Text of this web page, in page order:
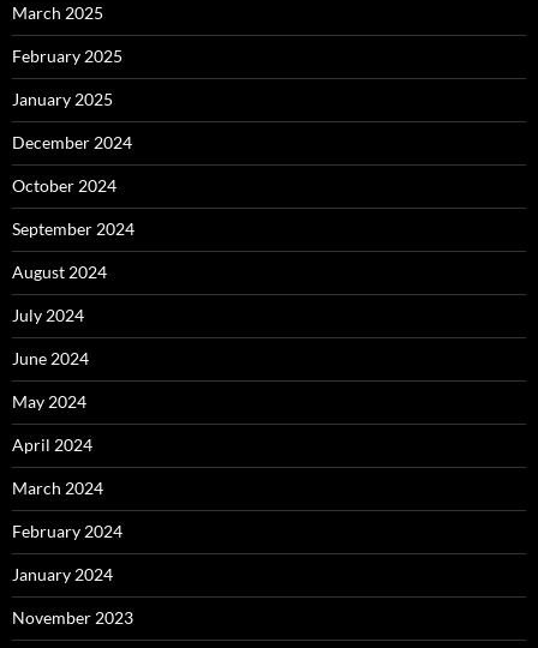
March 2025
February 2025
January 2025
December 2024
October 2024
September 2024
August 2024
July 2024
June 2024
May 2024
April 2024
March 2024
February 2024
January 2024
November 2023